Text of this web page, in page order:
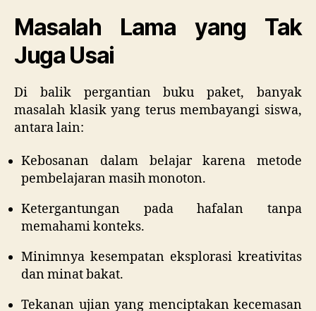
Masalah Lama yang Tak
Juga Usai
Di balik pergantian buku paket, banyak
masalah klasik yang terus membayangi siswa,
antara lain:
Kebosanan dalam belajar karena metode
pembelajaran masih monoton.
Ketergantungan pada hafalan tanpa
memahami konteks.
Minimnya kesempatan eksplorasi kreativitas
dan minat bakat.
Tekanan ujian yang menciptakan kecemasan